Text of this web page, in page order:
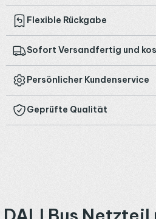
Flexible Rückgabe
Sofort Versandfertig und
Persönlicher Kundenservice
Geprüfte Qualität